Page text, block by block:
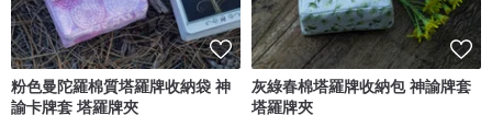
粉色曼陀羅棉質塔羅牌收納袋 神
諭卡牌套 塔羅牌夾
灰綠春棉塔羅牌收納包 神諭牌套
塔羅牌夾